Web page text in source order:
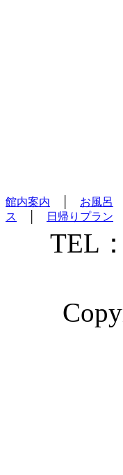
館内案内 お風呂
ス
日帰りプラン
TEL